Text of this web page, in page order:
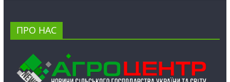
ПРО НАС